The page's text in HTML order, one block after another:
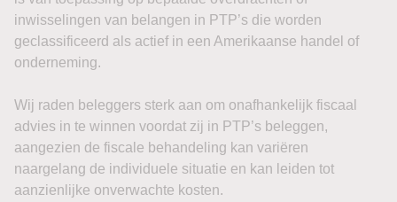
inwisselingen van belangen in PTP’s die worden
geclassificeerd als actief in een Amerikaanse handel of
onderneming.
Wij raden beleggers sterk aan om onafhankelijk fiscaal
advies in te winnen voordat zij in PTP’s beleggen,
aangezien de fiscale behandeling kan variëren
naargelang de individuele situatie en kan leiden tot
aanzienlijke onverwachte kosten.